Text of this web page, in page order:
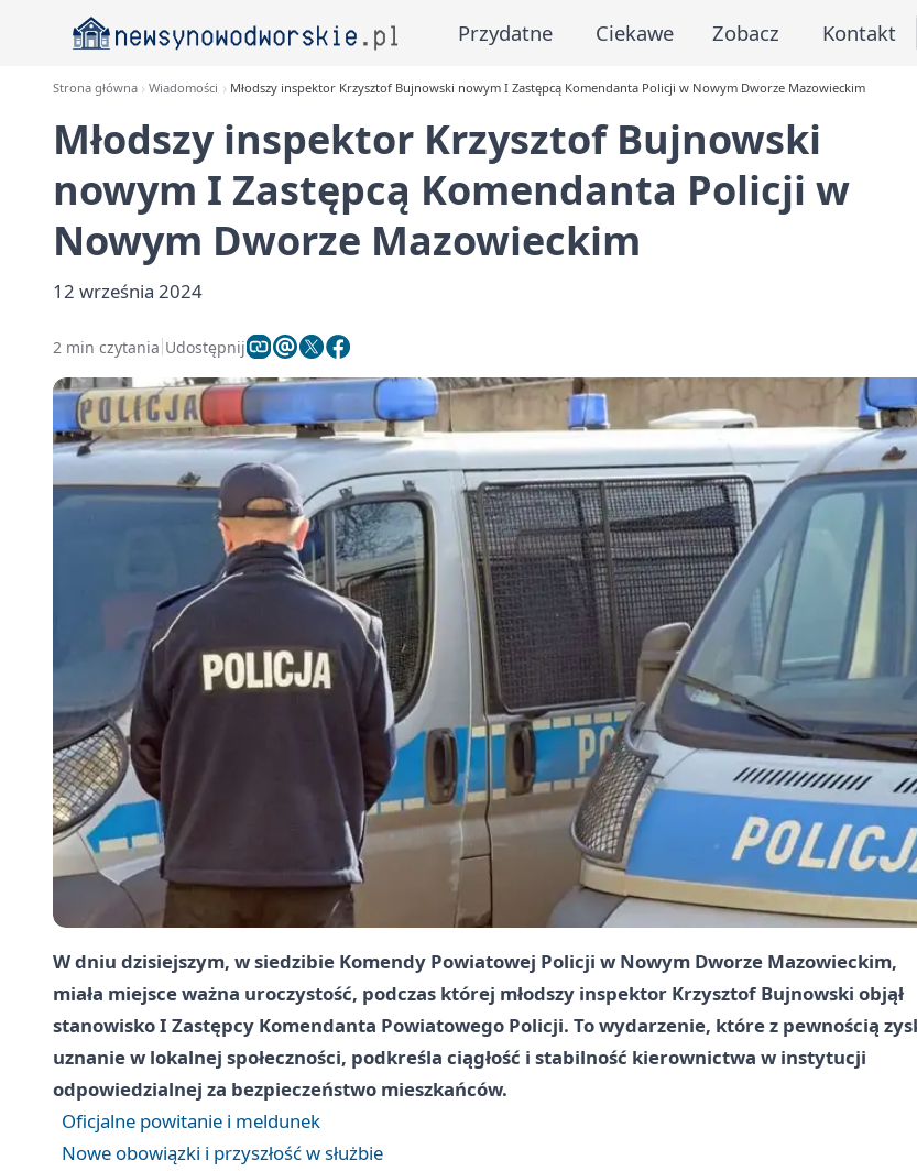
Przydatne Ciekawe Zobacz Kontakt
Strona główna Wiadomości Młodszy inspektor Krzysztof Bujnowski nowym I Zastępcą Komendanta Policji w Nowym Dworze Mazowieckim
Młodszy inspektor Krzysztof Bujnowski
nowym I Zastępcą Komendanta Policji w
Nowym Dworze Mazowieckim
12 września 2024
2 min czytania Udostępnij
W dniu dzisiejszym, w siedzibie Komendy Powiatowej Policji w Nowym Dworze Mazowieckim,
miała miejsce ważna uroczystość, podczas której młodszy inspektor Krzysztof Bujnowski objął
stanowisko I Zastępcy Komendanta Powiatowego Policji. To wydarzenie, które z pewnością
uznanie w lokalnej społeczności, podkreśla ciągłość i stabilność kierownictwa w instytucji
odpowiedzialnej za bezpieczeństwo mieszkańców.
Oficjalne powitanie i meldunek
Nowe obowiązki i przyszłość w służbie